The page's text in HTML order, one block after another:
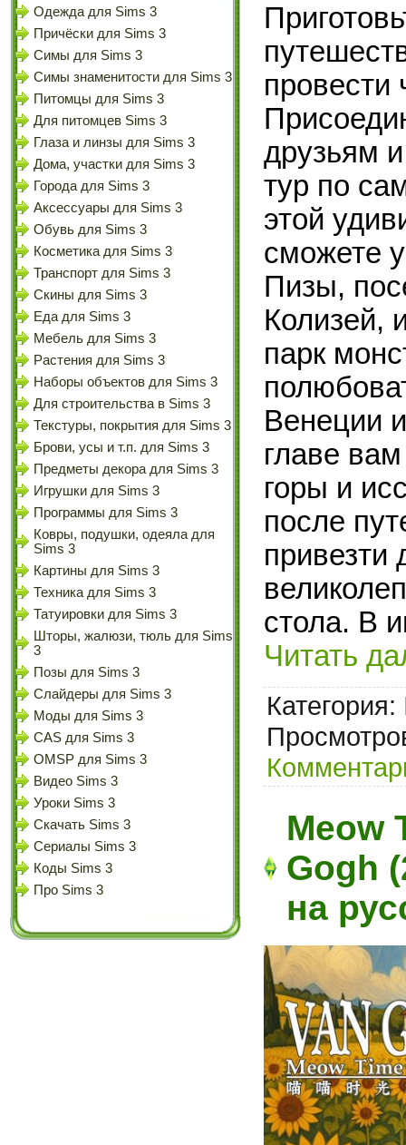
Одежда для Sims 3
Причёски для Sims 3
Симы для Sims 3
Симы знаменитости для Sims 3
Питомцы для Sims 3
Для питомцев Sims 3
Глаза и линзы для Sims 3
Дома, участки для Sims 3
Города для Sims 3
Аксессуары для Sims 3
Обувь для Sims 3
Косметика для Sims 3
Транспорт для Sims 3
Скины для Sims 3
Еда для Sims 3
Мебель для Sims 3
Растения для Sims 3
Наборы объектов для Sims 3
Для строительства в Sims 3
Текстуры, покрытия для Sims 3
Брови, усы и т.п. для Sims 3
Предметы декора для Sims 3
Игрушки для Sims 3
Программы для Sims 3
Ковры, подушки, одеяла для
Sims 3
Картины для Sims 3
Техника для Sims 3
Татуировки для Sims 3
Шторы, жалюзи, тюль для Sims
3
Позы для Sims 3
Слайдеры для Sims 3
Моды для Sims 3
CAS для Sims 3
OMSP для Sims 3
Видео Sims 3
Уроки Sims 3
Скачать Sims 3
Сериалы Sims 3
Коды Sims 3
Про Sims 3
провести
друзьям
тур по
этой
сможете
Пизы,
Колизей,
парк
Венеции
главе
горы и
после
привезти
стола. В
Читать
Категория:
Meow
Gogh
на